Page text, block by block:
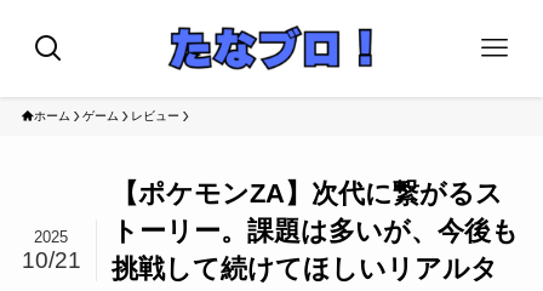
ホーム ゲーム レビュー
【ポケモンZA】次代に繋がるス
トーリー。課題は多いが、今後も
挑戦して続けてほしいリアルタ
2025
10/21